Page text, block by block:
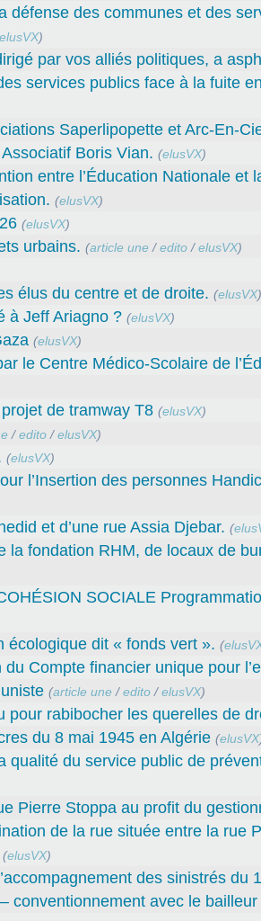
des communes et des
)
par vos alliés politiques, a
services publics face à la fuite
Saperlipopette et Arc-En-
Boris Vian. (elusVX)
entre l’Éducation Nationale et
(elusVX)
(elusVX)
urbains. (article une/edito/elusVX)
élus du centre et de droite. (elusVX)
à Jeff Ariagno ? (elusVX)
(elusVX)
le Centre Médico-Scolaire de
de tramway T8 (elusVX)
/edito/elusVX)
(elusVX)
l’Insertion des personnes
et d’une rue Assia Djebar. (
la fondation RHM, de locaux de
SOCIALE
écologique dit « fonds vert ». (
Compte financier unique pour
(article une/edito/elusVX)
pour rabibocher les querelles de
du 8 mai 1945 en Algérie (elusVX
qualité du service public de
Pierre Stoppa au profit du
de la rue située entre la rue
(elusVX)
des sinistrés
conventionnement avec le